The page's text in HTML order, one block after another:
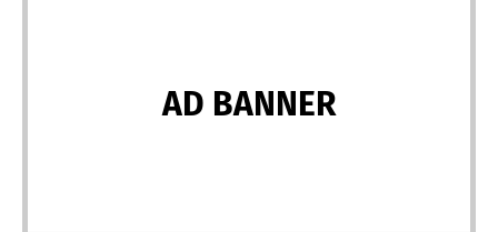
AD BANNER